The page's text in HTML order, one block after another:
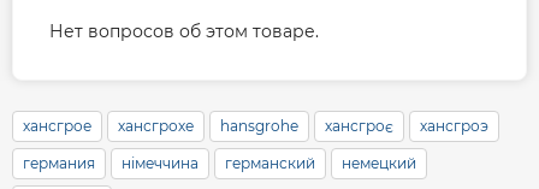
Нет вопросов об этом товаре.
хансгрое хансгрохе hansgrohe хансгроє хансгроэ
германия німеччина германский немецкий